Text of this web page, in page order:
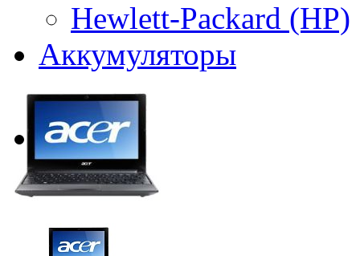
Hewlett-Packard (HP)
Аккумуляторы